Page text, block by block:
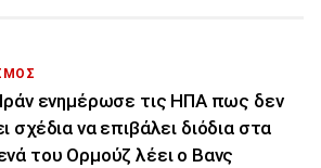
ενημέρωσε τις ΗΠΑ πως δεν
σχέδια να επιβάλει διόδια στα
του Ορμούζ λέει ο Βανς